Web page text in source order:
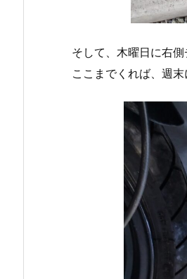
そして、木曜日に右
ここまでくれば、週